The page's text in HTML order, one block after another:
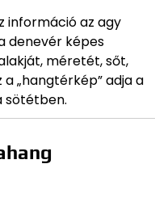
információ az agy
denevér képes
méretét, sőt,
„hangtérkép” adja a
sötétben.